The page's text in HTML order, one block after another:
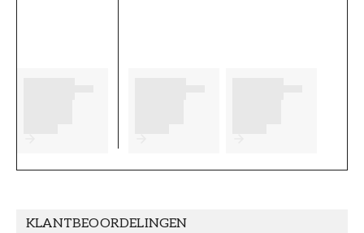
KLANTBEOORDELINGEN